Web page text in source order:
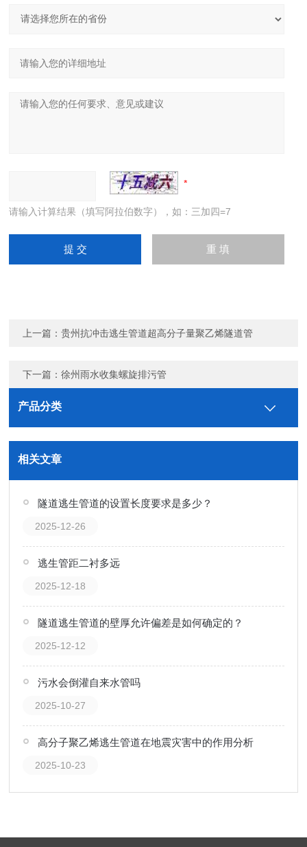
请输入计算结果（填写阿拉伯数字），如：三加四=7
上一篇：贵州抗冲击逃生管道超高分子量聚乙烯隧道管
下一篇：徐州雨水收集螺旋排污管
产品分类
相关文章
隧道逃生管道的设置长度要求是多少？
2025-12-26
逃生管距二衬多远
2025-12-18
隧道逃生管道的壁厚允许偏差是如何确定的？
2025-12-12
污水会倒灌自来水管吗
2025-10-27
高分子聚乙烯逃生管道在地震灾害中的作用分析
2025-10-23